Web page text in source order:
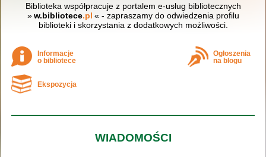
Biblioteka współpracuje z portalem e-usług bibliotecznych
» w.bibliotece.pl « - zapraszamy do odwiedzenia profilu
biblioteki i skorzystania z dodatkowych możliwości.
Informacje
o bibliotece
Ogłoszenia
na blogu
Ekspozycja
WIADOMOŚCI